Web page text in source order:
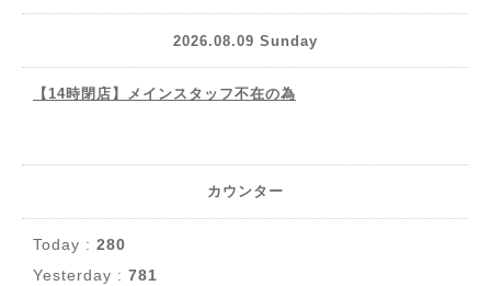
2026.08.09 Sunday
【14時閉店】メインスタッフ不在の為
カウンター
Today : 280
Yesterday : 781